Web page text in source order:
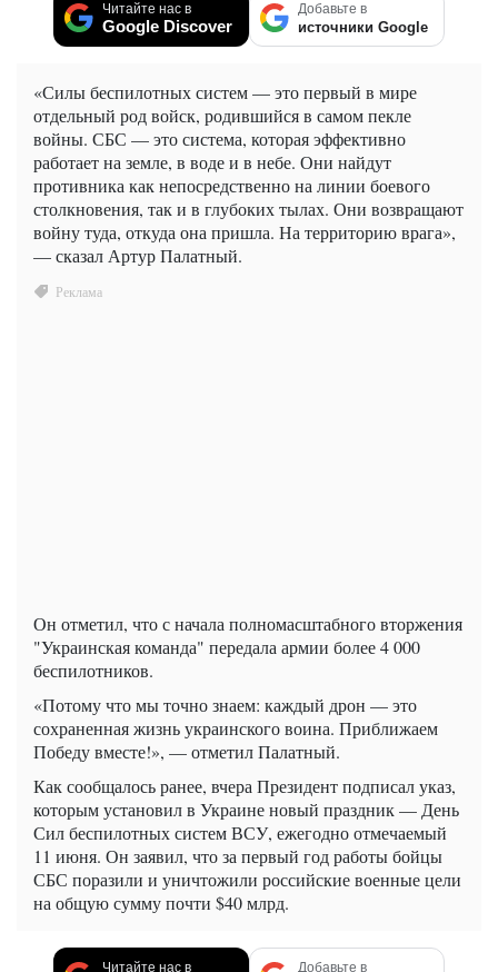
Читайте нас в
Google Discover
Добавьте в
источники Google
«Силы беспилотных систем — это первый в мире
отдельный род войск, родившийся в самом пекле
войны. СБС — это система, которая эффективно
работает на земле, в воде и в небе. Они найдут
противника как непосредственно на линии боевого
столкновения, так и в глубоких тылах. Они возвращают
войну туда, откуда она пришла. На территорию врага»,
— сказал Артур Палатный.
Он отметил, что с начала полномасштабного вторжения
"Украинская команда" передала армии более 4 000
беспилотников.
«Потому что мы точно знаем: каждый дрон — это
сохраненная жизнь украинского воина. Приближаем
Победу вместе!», — отметил Палатный.
Как сообщалось ранее, вчера Президент подписал указ,
которым установил в Украине новый праздник — День
Сил беспилотных систем ВСУ, ежегодно отмечаемый
11 июня. Он заявил, что за первый год работы бойцы
СБС поразили и уничтожили российские военные цели
на общую сумму почти $40 млрд.
Читайте нас в Добавьте в